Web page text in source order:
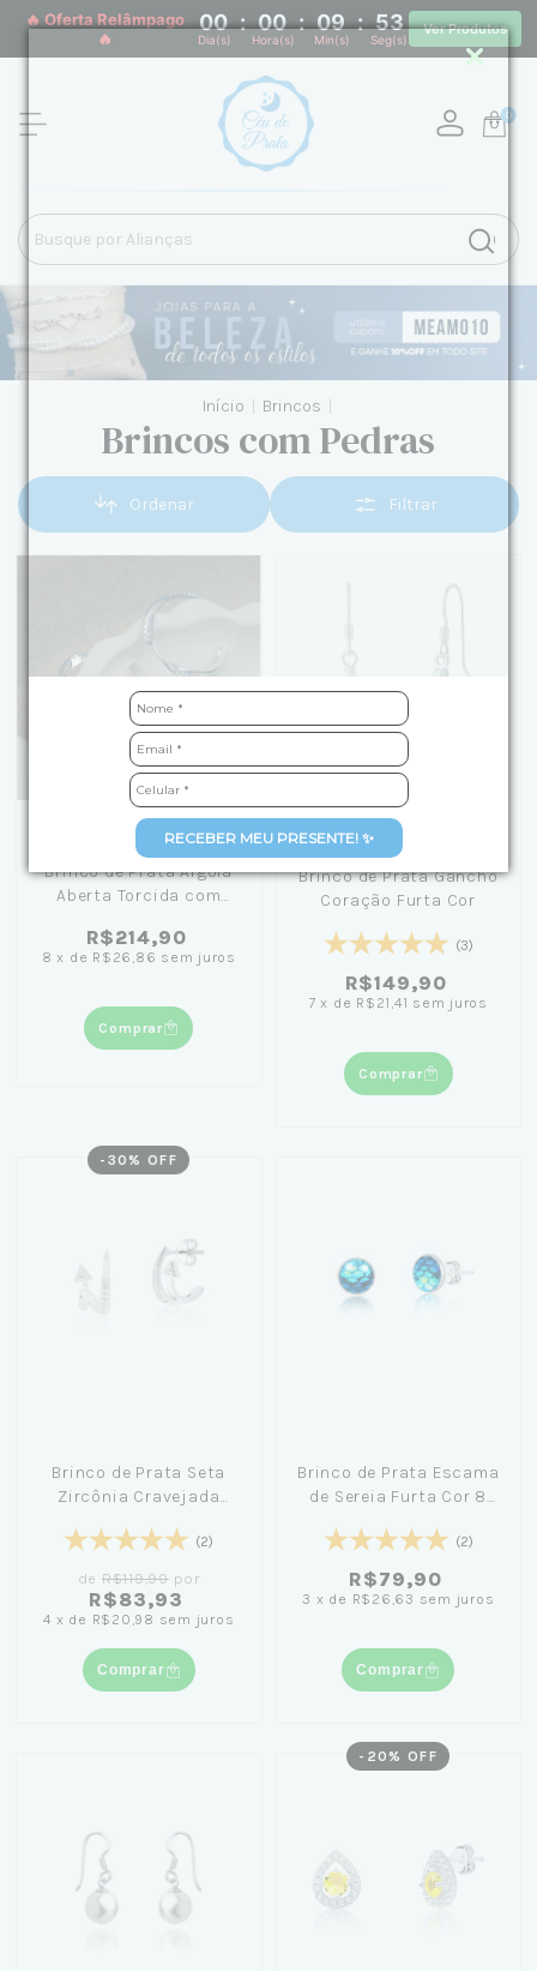
RECEBER MEU PRESENTE! ✨
🔥 Oferta Relâmpago
🔥
00 : 00 : 09 : 52
Dia(s) Hora(s) Min(s) Seg(s)
Ver Produtos
0
Início Brincos
Brincos com Pedras
Ordenar Filtrar
Brinco de Prata Argola
Aberta Torcida com
From Rio
R$214,90
8 x de R$26,86 sem juros
Comprar
Brinco de Prata Gancho
Coração Furta Cor
(3)
R$149,90
7 x de R$21,41 sem juros
Comprar
- 30 % OFF
Brinco de Prata Seta
Zircônia Cravejada
(2)
de R$119,90por
R$83,93
4 x de R$20,98 sem juros
Comprar
Brinco de Prata Escama
de Sereia Furta Cor 8
(2)
R$79,90
3 x de R$26,63 sem juros
Comprar
- 20 % OFF